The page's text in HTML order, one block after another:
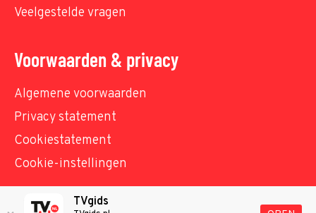
Veelgestelde vragen
Voorwaarden & privacy
Algemene voorwaarden
Privacy statement
Cookiestatement
Cookie-instellingen
TVgids